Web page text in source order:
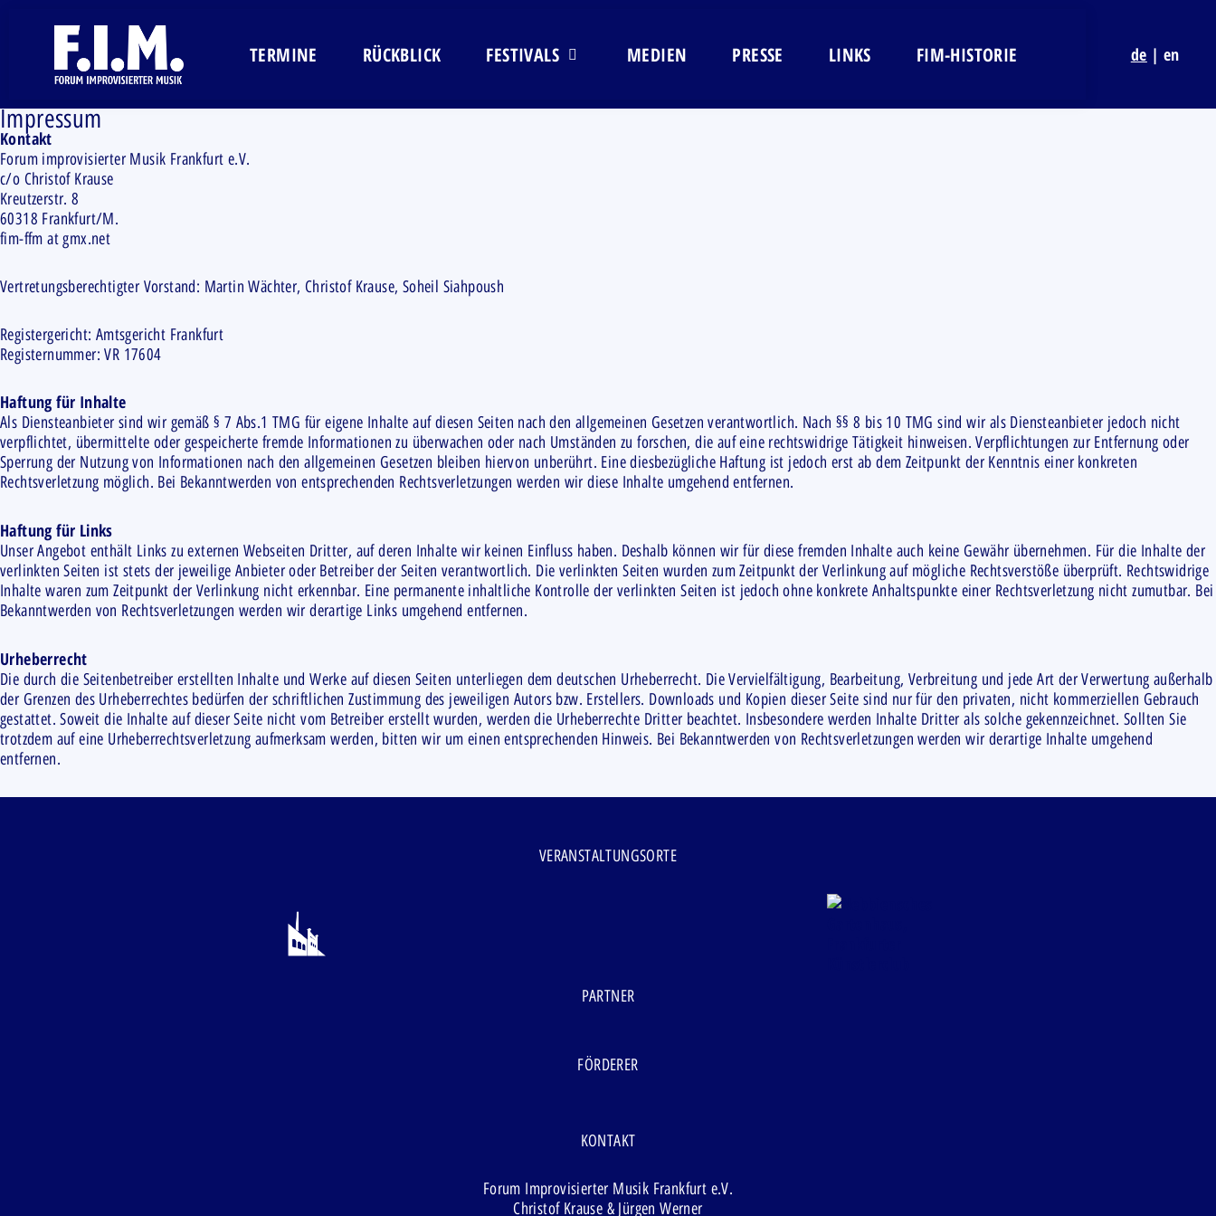
TERMINE RÜCKBLICK FESTIVALS MEDIEN PRESSE LINKS FIM-HISTORIE de | en
Impressum
Kontakt
Forum improvisierter Musik Frankfurt e.V.
c/o Christof Krause
Kreutzerstr. 8
60318 Frankfurt/M.
fim-ffm at gmx.net
Vertretungsberechtigter Vorstand: Martin Wächter, Christof Krause, Soheil Siahpoush
Registergericht: Amtsgericht Frankfurt
Registernummer: VR 17604
Haftung für Inhalte
Als Diensteanbieter sind wir gemäß § 7 Abs.1 TMG für eigene Inhalte auf diesen Seiten nach den allgemeinen Gesetzen verantwortlich. Nach §§ 8 bis 10 TMG sind wir als Diensteanbieter jedoch nicht
verpflichtet, übermittelte oder gespeicherte fremde Informationen zu überwachen oder nach Umständen zu forschen, die auf eine rechtswidrige Tätigkeit hinweisen. Verpflichtungen zur Entfernung oder
Sperrung der Nutzung von Informationen nach den allgemeinen Gesetzen bleiben hiervon unberührt. Eine diesbezügliche Haftung ist jedoch erst ab dem Zeitpunkt der Kenntnis einer konkreten
Rechtsverletzung möglich. Bei Bekanntwerden von entsprechenden Rechtsverletzungen werden wir diese Inhalte umgehend entfernen.
Haftung für Links
Unser Angebot enthält Links zu externen Webseiten Dritter, auf deren Inhalte wir keinen Einfluss haben. Deshalb können wir für diese fremden Inhalte auch keine Gewähr übernehmen. Für die Inhalte der
verlinkten Seiten ist stets der jeweilige Anbieter oder Betreiber der Seiten verantwortlich. Die verlinkten Seiten wurden zum Zeitpunkt der Verlinkung auf mögliche Rechtsverstöße überprüft. Rechtswidrige
Inhalte waren zum Zeitpunkt der Verlinkung nicht erkennbar. Eine permanente inhaltliche Kontrolle der verlinkten Seiten ist jedoch ohne konkrete Anhaltspunkte einer Rechtsverletzung nicht zumutbar. Bei
Bekanntwerden von Rechtsverletzungen werden wir derartige Links umgehend entfernen.
Urheberrecht
Die durch die Seitenbetreiber erstellten Inhalte und Werke auf diesen Seiten unterliegen dem deutschen Urheberrecht. Die Vervielfältigung, Bearbeitung, Verbreitung und jede Art der Verwertung außerhalb
der Grenzen des Urheberrechtes bedürfen der schriftlichen Zustimmung des jeweiligen Autors bzw. Erstellers. Downloads und Kopien dieser Seite sind nur für den privaten, nicht kommerziellen Gebrauch
gestattet. Soweit die Inhalte auf dieser Seite nicht vom Betreiber erstellt wurden, werden die Urheberrechte Dritter beachtet. Insbesondere werden Inhalte Dritter als solche gekennzeichnet. Sollten Sie
trotzdem auf eine Urheberrechtsverletzung aufmerksam werden, bitten wir um einen entsprechenden Hinweis. Bei Bekanntwerden von Rechtsverletzungen werden wir derartige Inhalte umgehend
entfernen.
VERANSTALTUNGSORTE
PARTNER
FÖRDERER
KONTAKT
Forum Improvisierter Musik Frankfurt e.V.
Christof Krause & Jürgen Werner